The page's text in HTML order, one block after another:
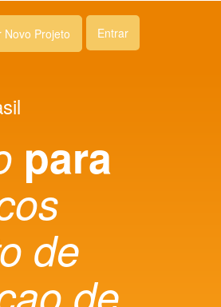
Novo Projeto Entrar
para
de